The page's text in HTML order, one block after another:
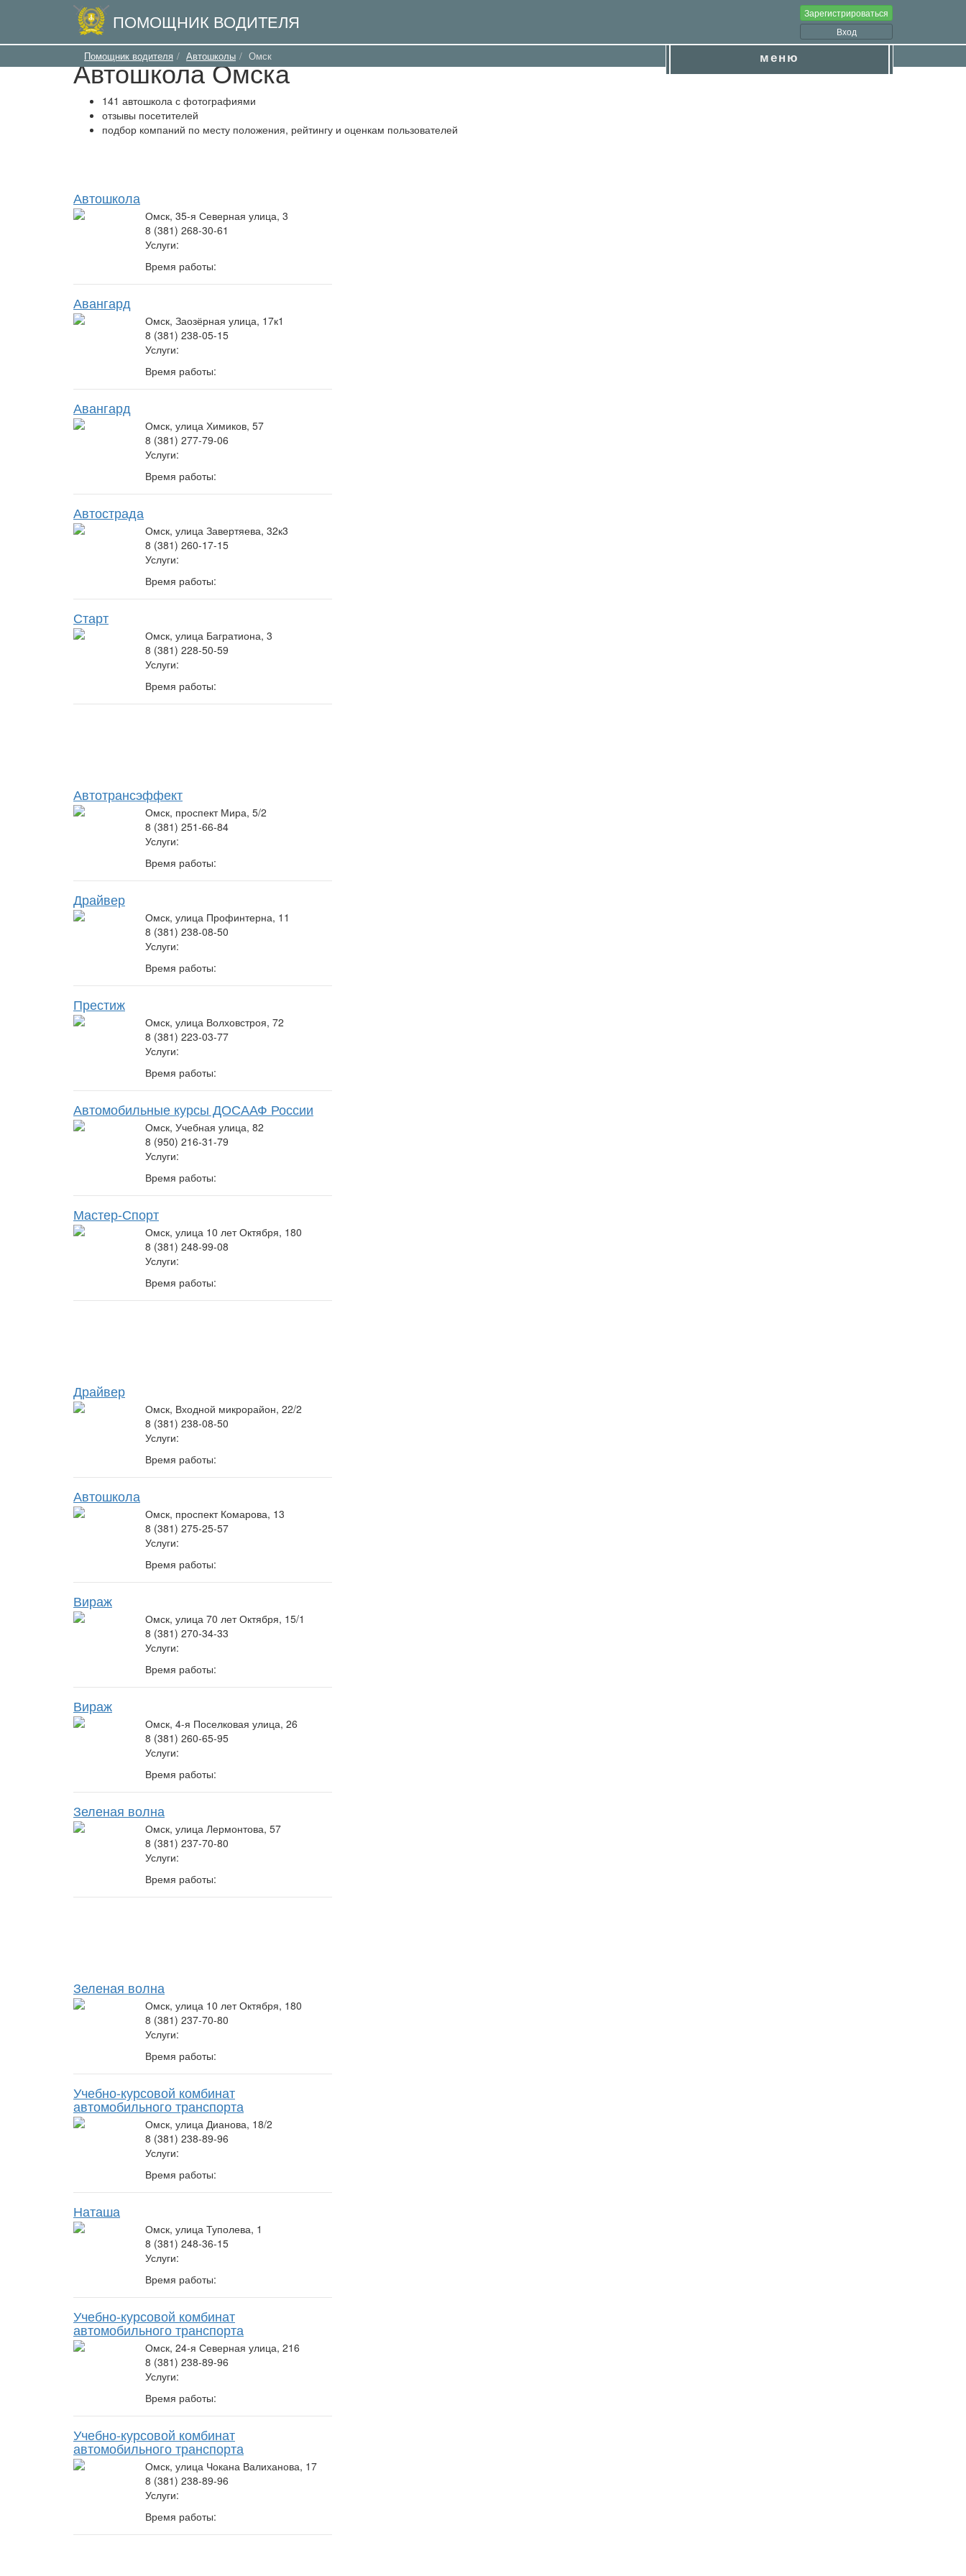
ПОМОЩНИК ВОДИТЕЛЯ
Зарегистрироваться
Вход
Помощник водителя Автошколы Омск меню
Автошкола Омска
141 автошкола с фотографиями
отзывы посетителей
подбор компаний по месту положения, рейтингу и оценкам пользователей
Автошкола
Омск, 35-я Северная улица, 3
8 (381) 268-30-61
Услуги:
Время работы:
Авангард
Омск, Заозёрная улица, 17к1
8 (381) 238-05-15
Услуги:
Время работы:
Авангард
Омск, улица Химиков, 57
8 (381) 277-79-06
Услуги:
Время работы:
Автострада
Омск, улица Завертяева, 32к3
8 (381) 260-17-15
Услуги:
Время работы:
Старт
Омск, улица Багратиона, 3
8 (381) 228-50-59
Услуги:
Время работы:
Автотрансэффект
Омск, проспект Мира, 5/2
8 (381) 251-66-84
Услуги:
Время работы:
Драйвер
Омск, улица Профинтерна, 11
8 (381) 238-08-50
Услуги:
Время работы:
Престиж
Омск, улица Волховстроя, 72
8 (381) 223-03-77
Услуги:
Время работы:
Автомобильные курсы ДОСААФ России
Омск, Учебная улица, 82
8 (950) 216-31-79
Услуги:
Время работы:
Мастер-Спорт
Омск, улица 10 лет Октября, 180
8 (381) 248-99-08
Услуги:
Время работы:
Драйвер
Омск, Входной микрорайон, 22/2
8 (381) 238-08-50
Услуги:
Время работы:
Автошкола
Омск, проспект Комарова, 13
8 (381) 275-25-57
Услуги:
Время работы:
Вираж
Омск, улица 70 лет Октября, 15/1
8 (381) 270-34-33
Услуги:
Время работы:
Вираж
Омск, 4-я Поселковая улица, 26
8 (381) 260-65-95
Услуги:
Время работы:
Зеленая волна
Омск, улица Лермонтова, 57
8 (381) 237-70-80
Услуги:
Время работы:
Зеленая волна
Омск, улица 10 лет Октября, 180
8 (381) 237-70-80
Услуги:
Время работы:
Учебно-курсовой комбинат
автомобильного транспорта
Омск, улица Дианова, 18/2
8 (381) 238-89-96
Услуги:
Время работы:
Наташа
Омск, улица Туполева, 1
8 (381) 248-36-15
Услуги:
Время работы:
Учебно-курсовой комбинат
автомобильного транспорта
Омск, 24-я Северная улица, 216
8 (381) 238-89-96
Услуги:
Время работы:
Учебно-курсовой комбинат
автомобильного транспорта
Омск, улица Чокана Валиханова, 17
8 (381) 238-89-96
Услуги:
Время работы: